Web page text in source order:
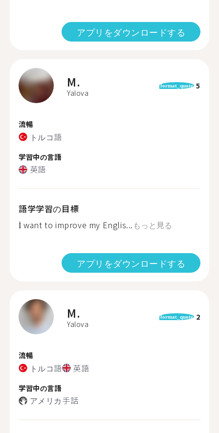
アプリをダウンロードする
M.
Yalova
format_quote 5
流暢
トルコ語
学習中の言語
英語
語学学習の目標
İ want to improve my Englis... もっと見る
アプリをダウンロードする
M.
Yalova
format_quote 2
流暢
トルコ語 英語
学習中の言語
アメリカ手話